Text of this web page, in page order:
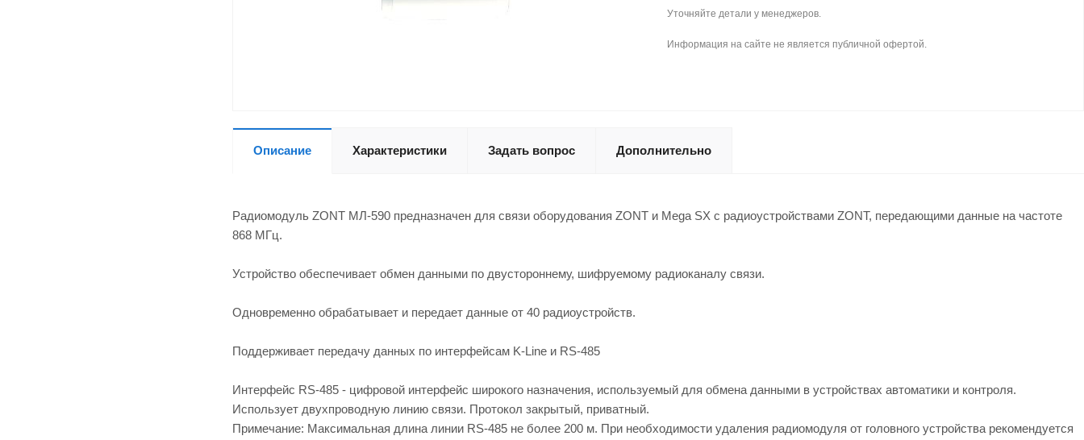
Уточняйте детали у менеджеров.
Информация на сайте не является публичной офертой.
Описание Характеристики Задать вопрос Дополнительно
Радиомодуль ZONT МЛ-590 предназначен для связи оборудования ZONT и Mega SX с радиоустройствами ZONT, передающими данные на частоте
868 МГц.
Устройство обеспечивает обмен данными по двустороннему, шифруемому радиоканалу связи.
Одновременно обрабатывает и передает данные от 40 радиоустройств.
Поддерживает передачу данных по интерфейсам K-Line и RS-485
Интерфейс RS-485 - цифровой интерфейс широкого назначения, используемый для обмена данными в устройствах автоматики и контроля.
Использует двухпроводную линию связи. Протокол закрытый, приватный.
Примечание: Максимальная длина линии RS-485 не более 200 м. При необходимости удаления радиомодуля от головного устройства рекомендуется